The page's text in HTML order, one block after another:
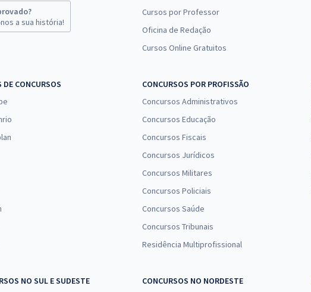
Comprar
Comprar
Comprar
Comprar
ou R$ 149,90 à vista
Comprar
a sua história!
Cursos por Professor
Oficina de Redação
Cursos Online Gratuitos
DE CONCURSOS
CONCURSOS POR PROFISSÃO
Concursos Administrativos
Concursos Educação
Concursos Fiscais
Concursos Jurídicos
Concursos Militares
Concursos Policiais
Concursos Saúde
Concursos Tribunais
Residência Multiprofissional
NO SUL E SUDESTE
CONCURSOS NO NORDESTE